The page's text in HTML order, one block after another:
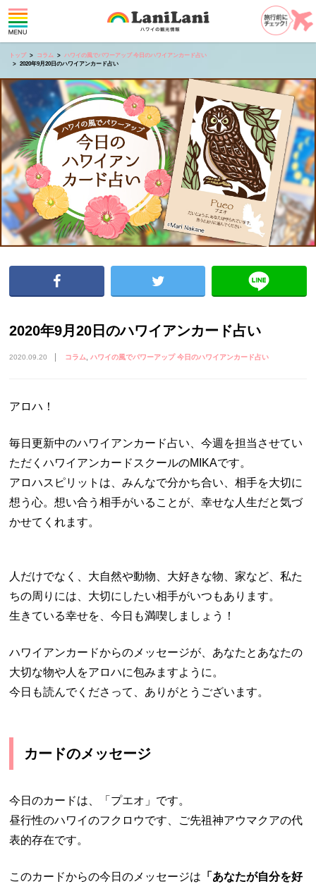
トップ コラム
ハワイの風でパワーアップ 今日のハワイアンカード占い
2020年9月20日のハワイアンカード占い
2020年9月20日のハワイアンカード占い
2020.09.20 コラム ハワイの風でパワーアップ 今日のハワイアンカード占い
アロハ！
毎日更新中のハワイアンカード占い、今週を担当させてい
ただくハワイアンカードスクールのMIKAです。
アロハスピリットは、みんなで分かち合い、相手を大切に
想う心。想い合う相手がいることが、幸せな人生だと気づ
かせてくれます。
人だけでなく、大自然や動物、大好きな物、家など、私た
ちの周りには、大切にしたい相手がいつもあります。
生きている幸せを、今日も満喫しましょう！
ハワイアンカードからのメッセージが、あなたとあなたの
大切な物や人をアロハに包みますように。
今日も読んでくださって、ありがとうございます。
カードのメッセージ
今日のカードは、「プエオ」です。
昼行性のハワイのフクロウです、ご先祖神アウマクアの代
表的存在です。
このカードからの今日のメッセージは 「あなたが自分を好